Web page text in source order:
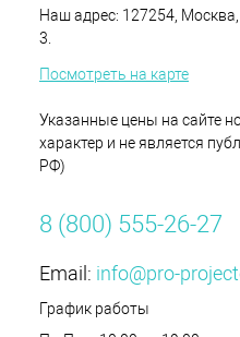
Наш адрес: 127254,
3.
Посмотреть на карте
Указанные цены на сайте
характер и не является
РФ)
8 (800) 555-26-27
Email: info@pro-
График работы